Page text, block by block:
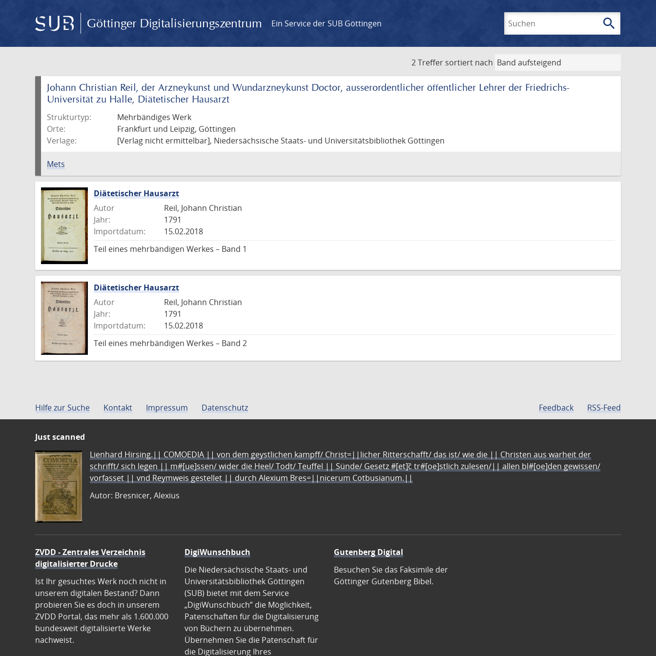
Göttinger Digitalisierungszentrum Ein Service der SUB Göttingen search
2 Treffer sortiert nach
Johann Christian Reil, der Arzneykunst und Wundarzneykunst Doctor, ausserordentlicher öffentlicher Lehrer der Friedrichs-
Universität zu Halle, Diätetischer Hausarzt
Strukturtyp:
Mehrbändiges Werk
Orte:
Frankfurt und Leipzig, Göttingen
Verlage:
[Verlag nicht ermittelbar], Niedersächsische Staats- und Universitätsbibliothek Göttingen
Mets
Diätetischer Hausarzt
Autor
Reil, Johann Christian
Jahr:
1791
Importdatum:
15.02.2018
Teil eines mehrbändigen Werkes – Band 1
Diätetischer Hausarzt
Autor
Reil, Johann Christian
Jahr:
1791
Importdatum:
15.02.2018
Teil eines mehrbändigen Werkes – Band 2
Hilfe zur Suche Kontakt Impressum Datenschutz Feedback RSS-Feed
Just scanned
Lienhard Hirsing.|| COMOEDIA || von dem geystlichen kampff/ Christ=||licher Ritterschafft/ das ist/ wie die || Christen aus warheit der
schrifft/ sich legen || m#[ue]ssen/ wider die Heel/ Todt/ Teuffel || Sünde/ Gesetz #[et]c̃ tr#[oe]stlich zulesen/|| allen bl#[oe]den gewissen/
vorfasset || vnd Reymweis gestellet || durch Alexium Bres=||nicerum Cotbusianum.||
Autor: Bresnicer, Alexius
ZVDD - Zentrales Verzeichnis
digitalisierter Drucke
Ist Ihr gesuchtes Werk noch nicht in
unserem digitalen Bestand? Dann
probieren Sie es doch in unserem
ZVDD Portal, das mehr als 1.600.000
bundesweit digitalisierte Werke
nachweist.
DigiWunschbuch
Die Niedersächsische Staats- und
Universitätsbibliothek Göttingen
(SUB) bietet mit dem Service
„DigiWunschbuch” die Möglichkeit,
Patenschaften für die Digitalisierung
von Büchern zu übernehmen.
Übernehmen Sie die Patenschaft für
die Digitalisierung Ihres
Gutenberg Digital
Besuchen Sie das Faksimile der
Göttinger Gutenberg Bibel.